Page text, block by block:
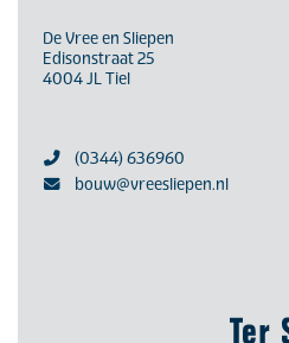
De Vree en Sliepen
Edisonstraat 25
4004 JL Tiel
(0344) 636960
bouw@vreesliepen.nl